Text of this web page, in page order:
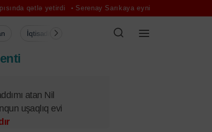
yetirdi Serenay Sarıkaya eyni evə görə iki dəfə vergi
İqtisadiyyat Şou-biznes Müsahibə
atan Nil
uşaqlıq evi